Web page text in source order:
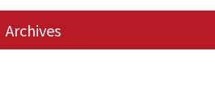
Archives